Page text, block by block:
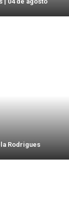
Rodrigues